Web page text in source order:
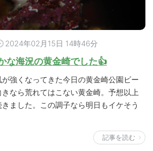
2024年02月15日 14時46分
な海況の黄金崎でした👍
強くなってきた今日の黄金崎公園ビー
なら荒れてはこない黄金崎。予想以上
ました。この調子なら明日もイケそう
記事を読む